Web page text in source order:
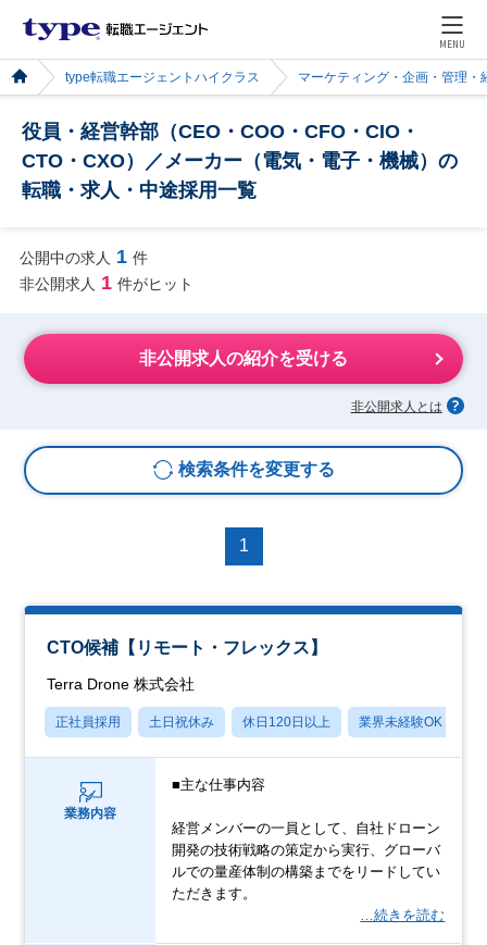
MENU
type転職エージェントハイクラス マーケティング・企画・管理・
役員・経営幹部（CEO・COO・CFO・CIO・
CTO・CXO）／メーカー（電気・電子・機械）の
転職・求人・中途採用一覧
公開中の求人 1 件
非公開求人 1 件がヒット
非公開求人の紹介を受ける
非公開求人とは
検索条件を変更する
1
CTO候補【リモート・フレックス】
Terra Drone 株式会社
正社員採用 土日祝休み 休日120日以上 業界未経験OK
業務内容
■主な仕事内容
経営メンバーの一員として、自社ドローン
開発の技術戦略の策定から実行、グローバ
ルでの量産体制の構築までをリードしてい
ただきます。
…続きを読む